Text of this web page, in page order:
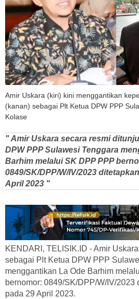
Amir Uskara (kiri) kini menggantikan
(kanan) sebagai Plt Ketua DPW PPP
Kolase
" Amir Uskara secara resmi
DPW PPP Sulawesi Tenggara
Barhim melalui SK DPP PPP
0849/SK/DPP/W/IV/2023
April 2023 "
KENDARI, TELISIK.ID - Amir
sebagai Plt Ketua DPW PPP
menggantikan La Ode Barhim
bernomor: 0849/SK/DPP/W/IV/2023
pada 29 April 2023.